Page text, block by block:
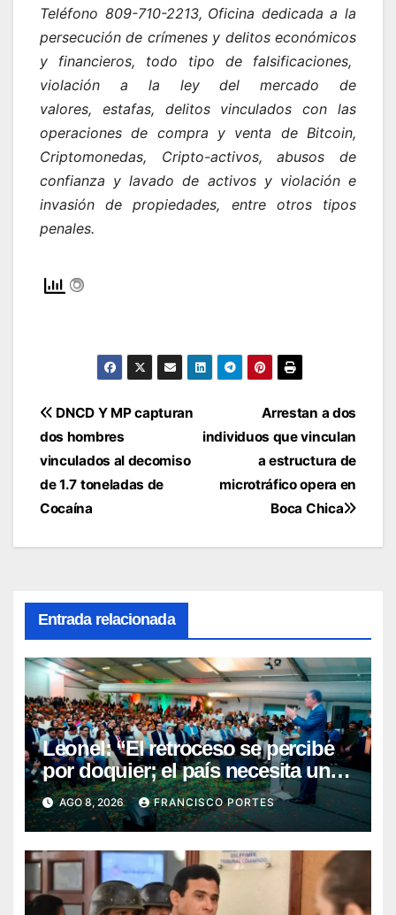
Teléfono 809-710-2213, Oficina dedicada a la
persecución de crímenes y delitos económicos
y financieros, todo tipo de falsificaciones,
violación a la ley del mercado de
valores, estafas, delitos vinculados con las
operaciones de compra y venta de Bitcoin,
Criptomonedas, Cripto-activos, abusos de
confianza y lavado de activos y violación e
invasión de propiedades, entre otros tipos
penales.
Navegación
de
entradas
Arrestan a dos
individuos que vinculan
a estructura de
microtráfico opera en
Boca Chica
DNCD Y MP capturan
dos hombres
vinculados al decomiso
de 1.7 toneladas de
Cocaína
Entrada relacionada
Leonel: “El retroceso se percibe
por doquier; el país necesita un
nuevo rumbo”
AGO 8, 2026 FRANCISCO PORTES